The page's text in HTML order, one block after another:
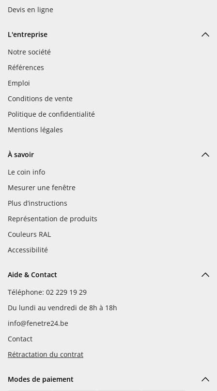
Devis en ligne
L'entreprise
Notre société
Références
Emploi
Conditions de vente
Politique de confidentialité
Mentions légales
À savoir
Le coin info
Mesurer une fenêtre
Plus d’instructions
Représentation de produits
Couleurs RAL
Accessibilité
Aide & Contact
Téléphone: 02 229 19 29
Du lundi au vendredi de 8h à 18h
info@fenetre24.be
Contact
Rétractation du contrat
Modes de paiement